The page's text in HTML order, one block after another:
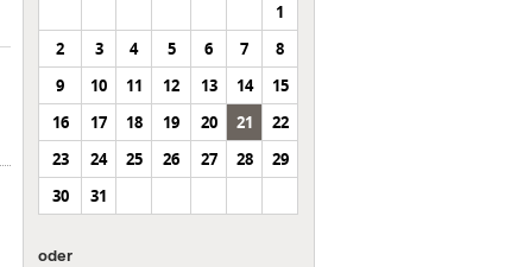
1
2
3 4 5 6 7
8
9
10 11 12 13 14
15
16
17 18 19 20 21
22
23
24 25 26 27 28
29
30
31
oder